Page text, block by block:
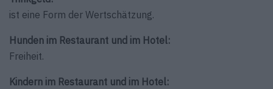
ist eine Form der Wertschätzung.
Hunden im Restaurant und im Hotel:
Freiheit.
Kindern im Restaurant und im Hotel: